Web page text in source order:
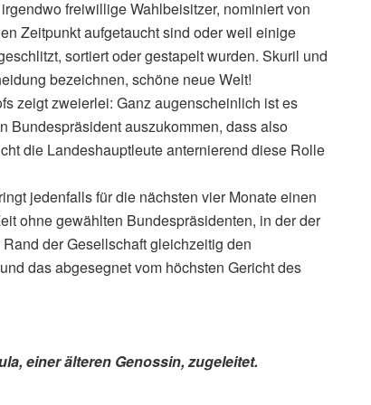
freiwillige Wahlbeisitzer, nominiert von
Zeitpunkt aufgetaucht sind oder weil einige
sortiert oder gestapelt wurden. Skuril und
bezeichnen, schöne neue Welt!
zeigt zweierlei: Ganz augenscheinlich ist es
Bundespräsident auszukommen, dass also
die Landeshauptleute anternierend diese Rolle
jedenfalls für die nächsten vier Monate einen
ohne gewählten Bundespräsidenten, in der der
der Gesellschaft gleichzeitig den
das abgesegnet vom höchsten Gericht des
einer älteren Genossin, zugeleitet.